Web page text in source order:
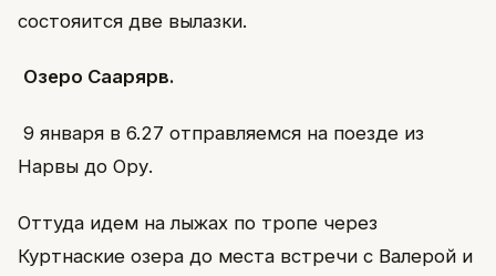
состояится две вылазки.
Озеро Саарярв.
9 января в 6.27 отправляемся на поезде из
Нарвы до Ору.
Оттуда идем на лыжах по тропе через
Куртнаские озера до места встречи с Валерой и